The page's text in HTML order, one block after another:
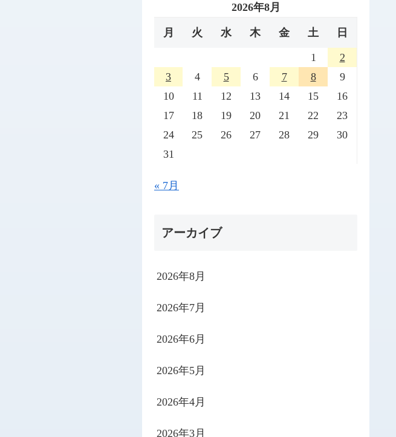
2026年8月
月 火 水 木 金 土 日
1
2
3
4 5 6 7 8
9
10
11 12 13 14 15
16
17
18 19 20 21 22
23
24
25 26 27 28 29
30
31
« 7月
アーカイブ
2026年8月
2026年7月
2026年6月
2026年5月
2026年4月
2026年3月